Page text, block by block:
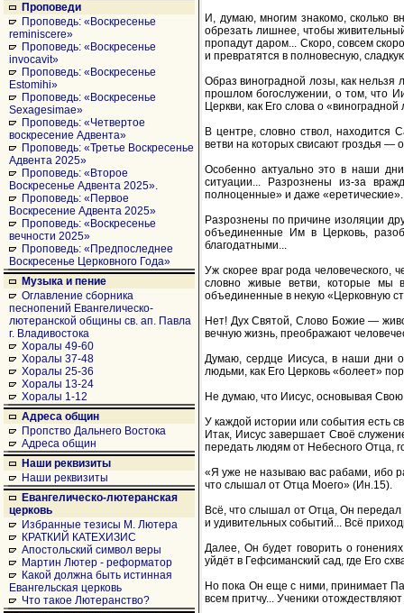
Проповеди
Проповедь: «Воскресенье
reminiscere»
Проповедь: «Воскресенье
invocavit»
Проповедь: «Воскресенье
Estomihi»
Проповедь: «Воскресенье
Sexagesimae»
Проповедь: «Четвертое
воскресение Адвента»
Проповедь: «Третье Воскресенье
Адвента 2025»
Проповедь: «Второе
Воскресенье Адвента 2025».
Проповедь: «Первое
Воскресение Адвента 2025»
Проповедь: «Воскресенье
вечности 2025»
Проповедь: «Предпоследнее
Воскресенье Церковного Года»
Музыка и пение
Оглавление сборника
песнопений Евангелическо-
лютеранской общины св. ап. Павла
г. Владивостока
Хоралы 49-60
Хоралы 37-48
Хоралы 25-36
Хоралы 13-24
Хоралы 1-12
Адреса общин
Пропство Дальнего Востока
Адреса общин
Наши реквизиты
Наши реквизиты
Евангелическо-лютеранская
церковь
Избранные тезисы М. Лютера
КРАТКИЙ КАТЕХИЗИС
Апостольский символ веры
Мартин Лютер - реформатор
Какой должна быть истинная
Евангельская церковь
Что такое Лютеранство?
И, думаю, многим знакомо, сколько
обрезать лишнее, чтобы
пропадут даром... Скоро, совсем
и превратятся в полновесную,
Образ виноградной лозы, как
прошлом богослужении, о том, что
Церкви, как Его слова о «виноградной
В центре, словно ствол, находится
ветви на которых свисают гроздья
Особенно актуально это в наши
ситуации... Разрознены из-за
полноценные» и даже
Разрознены по причине изоляции
объединенные Им в Церковь,
благодатными...
Уж скорее враг рода человеческого,
словно живые ветви, которые мы
объединенные в некую «Церковную
Нет! Дух Святой, Слово Божие —
вечную жизнь, преображают
Думаю, сердце Иисуса, в наши дни
людьми, как Его Церковь «болеет»
Не думаю, что Иисус, основывая
У каждой истории или события есть
Итак, Иисус завершает Своё
передать людям от Небесного Отца,
«Я уже не называю вас рабами, ибо
что слышал от Отца Моего» (Ин.15).
Всё, что слышал от Отца, Он передал
и удивительных событий... Всё
Далее, Он будет говорить о
уйдёт в Гефсиманский сад, где Его
Но пока Он еще с ними, принимает
всем притчу... Ученики